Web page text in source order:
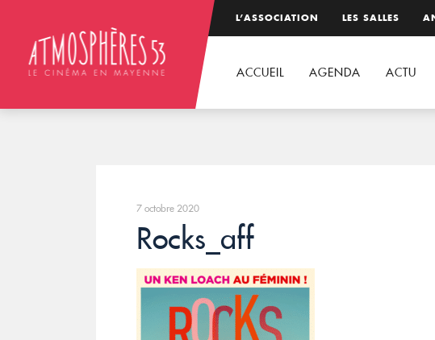
L’ASSOCIATION LES SALLES
ACCUEIL AGENDA ACTU
7 octobre 2020
Rocks_aff